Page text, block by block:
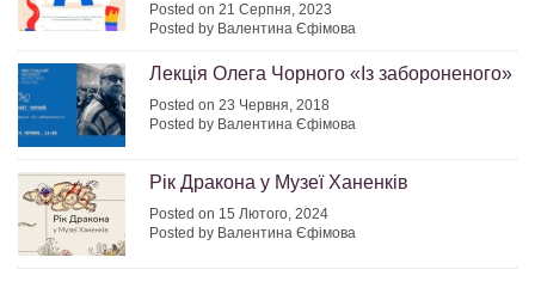
Posted on 21 Серпня, 2023
Posted by Валентина Єфімова
Лекція Олега Чорного «Із забороненого»
Posted on 23 Червня, 2018
Posted by Валентина Єфімова
Рік Дракона у Музеї Ханенків
Posted on 15 Лютого, 2024
Posted by Валентина Єфімова